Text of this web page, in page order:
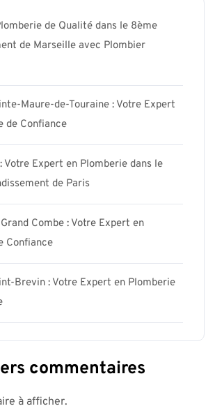
de Qualité dans le 8ème
de Marseille avec Plombier
Maure-de-Touraine : Votre Expert
de Confiance
Votre Expert en Plomberie dans le
de Paris
Combe : Votre Expert en
Confiance
Brevin : Votre Expert en Plomberie
commentaires
à afficher.